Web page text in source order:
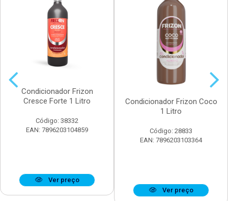
Condicionador Frizon
Cresce Forte 1 Litro
Código: 38332
EAN: 7896203104859
Ver preço
Condicionador Frizon Coco
1 Litro
Código: 28833
EAN: 7896203103364
Ver preço